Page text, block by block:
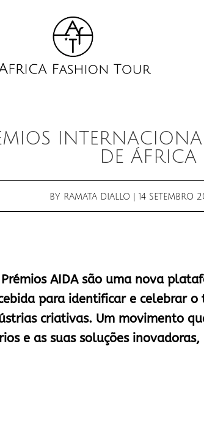
DE ÁFRICA
BY RAMATA DIALLO |14 SETEMBRO
Prémios AIDA são uma nova
para identificar e celebrar
criativas. Um movimento
e as suas soluções